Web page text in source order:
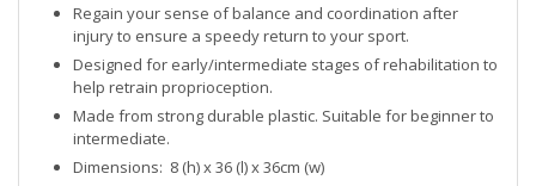
Regain your sense of balance and coordination after
injury to ensure a speedy return to your sport.
Designed for early/intermediate stages of rehabilitation to
help retrain proprioception.
Made from strong durable plastic. Suitable for beginner to
intermediate.
Dimensions: 8 (h) x 36 (l) x 36cm (w)